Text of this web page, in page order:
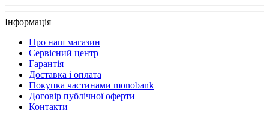
Інформація
Про наш магазин
Сервісний центр
Гарантія
Доставка і оплата
Покупка частинами monobank
Договір публічної оферти
Контакти